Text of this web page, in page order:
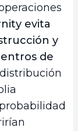
evita
y
de